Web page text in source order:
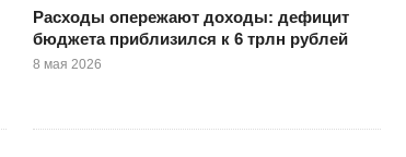
Расходы опережают доходы: дефицит
бюджета приблизился к 6 трлн рублей
8 мая 2026